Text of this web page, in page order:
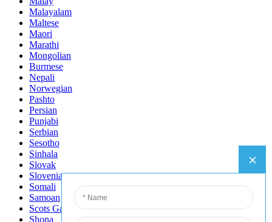
Malayalam
Maltese
Maori
Marathi
Mongolian
Burmese
Nepali
Norwegian
Pashto
Persian
Punjabi
Serbian
Sesotho
Sinhala
Slovak
Slovenian
Somali
Samoan
Scots Gaelic
Shona